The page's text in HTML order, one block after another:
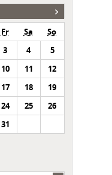
Fr Sa
So
3 4
5
10 11
12
17 18
19
24 25
26
31